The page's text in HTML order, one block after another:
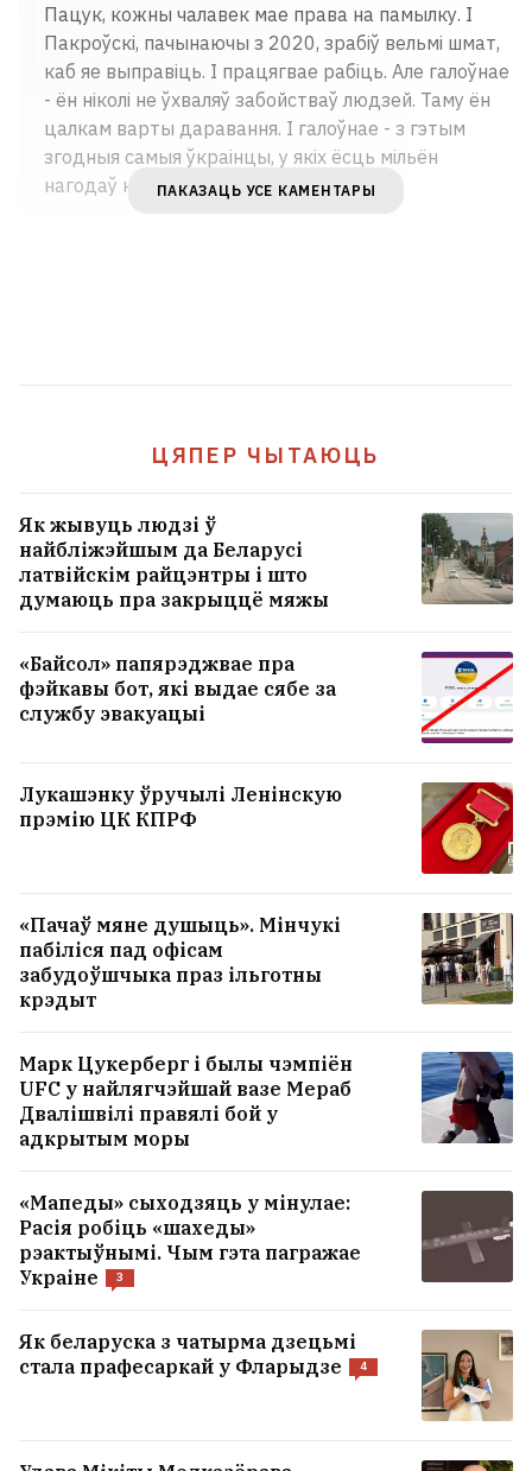
Пацук, кожны чалавек мае права на памылку. І
Пакроўскі, пачынаючы з 2020, зрабіў вельмі шмат,
каб яе выправіць. І працягвае рабіць. Але галоўнае
- ён ніколі не ўхваляў забойстваў людзей. Таму ён
цалкам варты даравання. І галоўнае - з гэтым
згодныя самыя ўкраінцы, у якіх ёсць мільён
нагодаў ненавідзець Расею і расейцаў.
ПАКАЗАЦЬ УСЕ КАМЕНТАРЫ
ЦЯПЕР ЧЫТАЮЦЬ
Як жывуць людзі ў
найбліжэйшым да Беларусі
латвійскім райцэнтры і што
думаюць пра закрыццё мяжы
«Байсол» папярэджвае пра
фэйкавы бот, які выдае сябе за
службу эвакуацыі
Лукашэнку ўручылі Ленінскую
прэмію ЦК КПРФ
«Пачаў мяне душыць». Мінчукі
пабіліся пад офісам
забудоўшчыка праз ільготны
крэдыт
Марк Цукерберг і былы чэмпіён
UFC у найлягчэйшай вазе Мераб
Двалішвілі правялі бой у
адкрытым моры
«Мапеды» сыходзяць у мінулае:
Расія робіць «шахеды»
рэактыўнымі. Чым гэта пагражае
Украіне
3
Як беларуска з чатырма дзецьмі
стала прафесаркай у Фларыдзе
4